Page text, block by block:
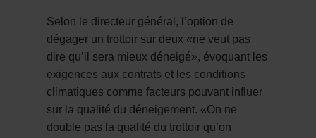
Selon le directeur général, l’option de
dégager un trottoir sur deux «ne veut pas
dire qu’il sera mieux déneigé», évoquant les
exigences aux contrats et les conditions
climatiques comme facteurs pouvant influer
sur la qualité du déneigement. «On ne
double pas la qualité du trottoir qu’on